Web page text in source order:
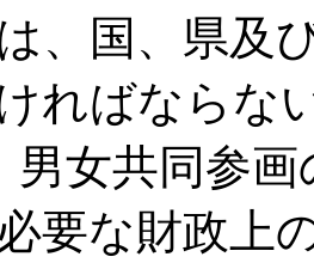
、国、県及
ればならな
女共同参画
要な財政上